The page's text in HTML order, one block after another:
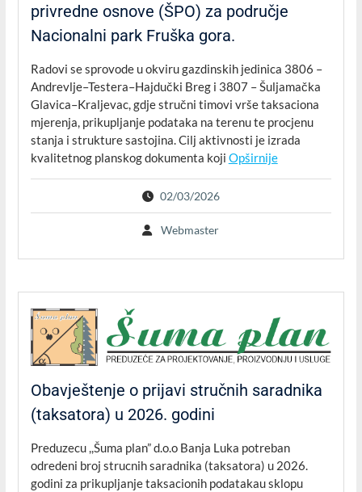
privredne osnove (ŠPO) za područje
Nacionalni park Fruška gora.
Radovi se sprovode u okviru gazdinskih jedinica 3806 –
Andrevlje–Testera–Hajdučki Breg i 3807 – Šuljamačka
Glavica–Kraljevac, gdje stručni timovi vrše taksaciona
mjerenja, prikupljanje podataka na terenu te procjenu
stanja i strukture sastojina. Cilj aktivnosti je izrada
kvalitetnog planskog dokumenta koji Opširnije
02/03/2026
Webmaster
Obavještenje o prijavi stručnih saradnika
(taksatora) u 2026. godini
Preduzecu ,,Šuma plan” d.o.o Banja Luka potreban
odredeni broj strucnih saradnika (taksatora) u 2026.
godini za prikupljanje taksacionih podatakau sklopu